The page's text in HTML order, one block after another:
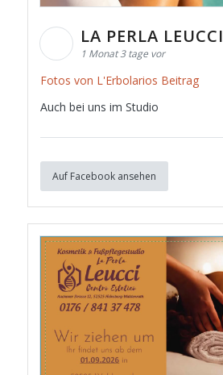
LA PERLA LEUCCI
1 Monat 3 tage vor
Fotos von L'Erbolarios Beitrag
Auch bei uns im Studio
Auf Facebook ansehen